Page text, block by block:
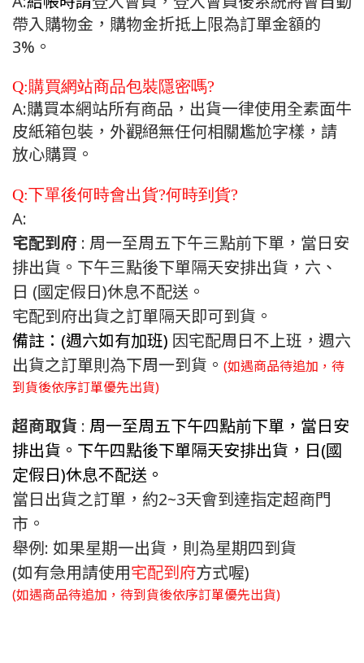
帶入購物金，購物金折抵上限為訂單金額的
3%。
Q:購買網站商品包裝隱密嗎?
A:購買本網站所有商品，出貨一律使用全素面牛
皮紙箱包裝，外觀絕無任何相關尷尬字樣，請
放心購買。
Q:下單後何時會出貨?何時到貨?
A:
宅配到府 : 周一至周五下午三點前下單，當日安
排出貨。下午三點後下單隔天安排出貨，六、
日 (國定假日)休息不配送。
宅配到府出貨之訂單隔天即可到貨。
備註：(週六如有加班) 因宅配周日不上班，週六
出貨之訂單則為下周一到貨。 (如遇商品待追加，待
到貨後依序訂單優先出貨)
超商取貨 : 周一至周五下午四點前下單，當日安
排出貨。下午四點後下單隔天安排出貨，日(國
定假日)休息不配送。
當日出貨之訂單，約2~3天會到達指定超商門
市。
舉例: 如果星期一出貨，則為星期四到貨
(如有急用請使用宅配到府方式喔)
(如遇商品待追加，待到貨後依序訂單優先出貨)